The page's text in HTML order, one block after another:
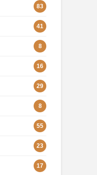
83
41
8
16
29
8
55
23
17